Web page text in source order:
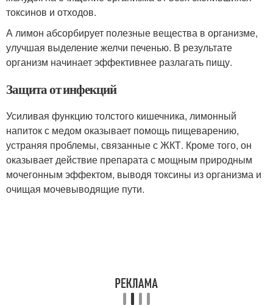
токсинов и отходов.
А лимон абсорбирует полезные вещества в организме,
улучшая выделение желчи печенью. В результате
организм начинает эффективнее разлагать пищу.
Защита от инфекций
Усиливая функцию толстого кишечника, лимонный
напиток с медом оказывает помощь пищеварению,
устраняя проблемы, связанные с ЖКТ. Кроме того, он
оказывает действие препарата с мощным природным
мочегонным эффектом, выводя токсины из организма и
очищая мочевыводящие пути.